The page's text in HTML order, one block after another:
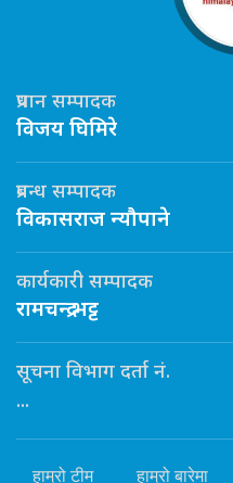
प्रधान सम्पादक
विजय घिमिरे
प्रबन्ध सम्पादक
विकासराज न्यौपाने
कार्यकारी सम्पादक
रामचन्द्र भट्ट
सूचना विभाग दर्ता नं.
...
हाम्रो टीम हाम्रो बारेमा